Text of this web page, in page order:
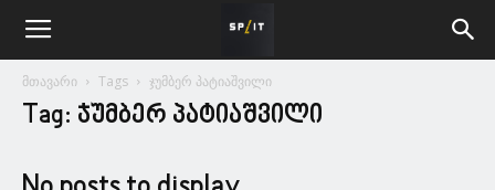
მთავარი Tags ჯუმბერ პატიაშვილი
Tag: ჯუმბერ პატიაშვილი